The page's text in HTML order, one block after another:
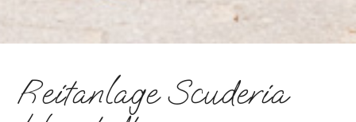
Die Scuderia
Reitanlage Scuderia